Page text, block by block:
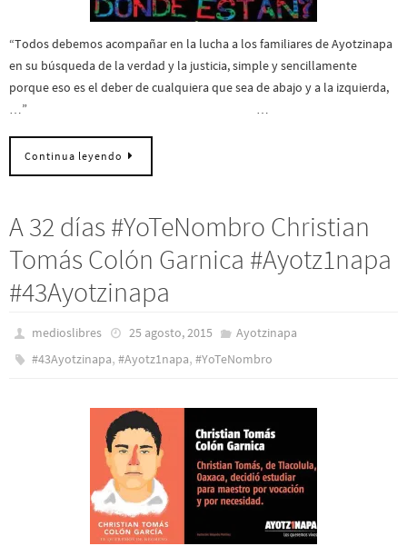
“Todos debemos acompañar en la lucha a los familiares de Ayotzinapa
en su búsqueda de la verdad y la justicia, simple y sencillamente
porque eso es el deber de cualquiera que sea de abajo y a la izquierda,
…” …
Continua leyendo
A 32 días #YoTeNombro Christian
Tomás Colón Garnica #Ayotz1napa
#43Ayotzinapa
medioslibres 25 agosto, 2015
Ayotzinapa
#43Ayotzinapa,#Ayotz1napa,#YoTeNombro